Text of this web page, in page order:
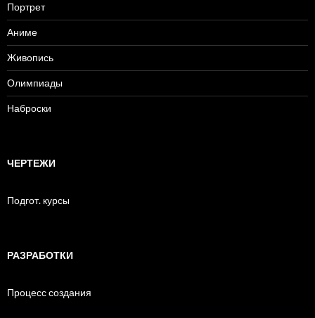
Портрет
Аниме
Живопись
Олимпиады
Наброски
ЧЕРТЕЖИ
Подгот. курсы
РАЗРАБОТКИ
Процесс создания